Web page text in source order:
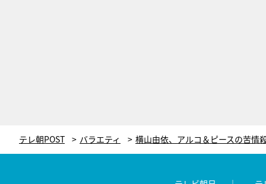
テレ朝POST バラエティ